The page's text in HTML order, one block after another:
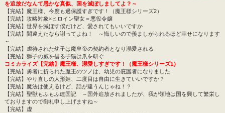
を追放だなんて愚かな真似、国を滅ぼしましてよ？～
【完結】魔王様、今度も過保護すぎです！（魔王様シリーズ2）
【完結】攻略対象×ヒロイン聖女＝悪役令嬢
【完結】世界を滅ぼす僕だけど、愛されてもいいですか
【完結】間違えたなら謝ってよね！ ～悔しいので羨ましがられるほど幸せになります
～
【完結】虐待された幼子は魔皇帝の契約者となり溺愛される
【完結】獅子の威を借る子猫は爪を研ぐ
コミカライズ【完結】魔王様、溺愛しすぎです！（魔王様シリーズ1）
【完結】勇者に折られた魔王のツノは、幼児の庇護者になりました
【完結】やり直しの人形姫、二度目は自由に生きていいですか？
【完結】魔法は使えるけど、話が違うんじゃね！？
【完結】聖獣もふもふ建国記 ～国外追放されましたが、我が領地は国を興して繁栄し
ておりますので御礼申し上げますね～
【完結】虚